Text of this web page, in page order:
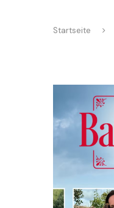
Startseite